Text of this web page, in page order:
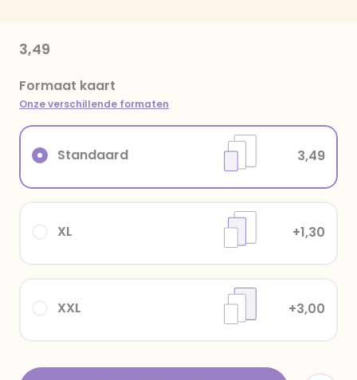
3,49
Formaat kaart
Onze verschillende formaten
XXL +3,00
XL +1,30
Standaard 3,49